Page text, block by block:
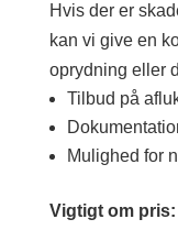
Hvis der er
kan vi give en
oprydning eller
Tilbud på
Mulighed for
Vigtigt om pris: